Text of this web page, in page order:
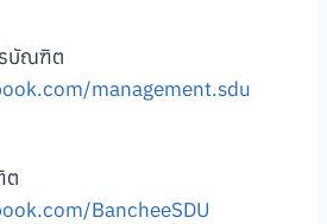
บัณฑิต
management.sdu
ต
BancheeSDU